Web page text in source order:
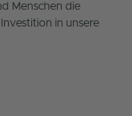
Menschen die
in unsere